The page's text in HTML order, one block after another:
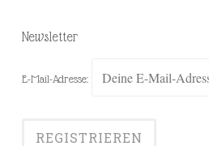
Newsletter
E-Mail-Adresse: